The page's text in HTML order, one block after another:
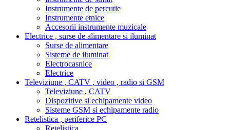
Instrumente de percutie
Instrumente etnice
Accesorii instrumente muzicale
Electrice , surse de alimentare si iluminat
Surse de alimentare
Sisteme de iluminat
Electrocasnice
Electrice
Televiziune , CATV , video , radio si GSM
Televiziune , CATV
Dispozitive si echipamente video
Sisteme GSM si echipamente radio
Retelistica , periferice PC
Retelistica